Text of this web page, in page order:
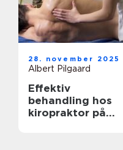
28. november 2025
Albert Pilgaard
Effektiv
behandling hos
kiropraktor på